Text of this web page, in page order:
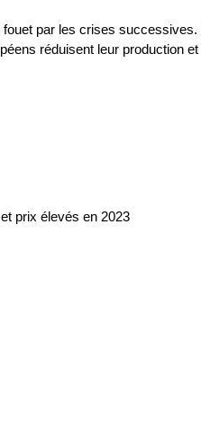
par les crises
réduisent leur production
prix élevés en 2023